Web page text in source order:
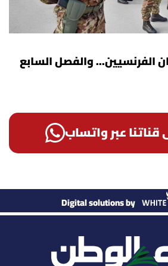
الفرنسيين... والفصل السابع
قناتنا عبر واتساب
Digital solutions by